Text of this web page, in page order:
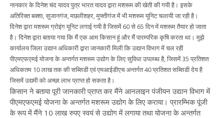
नानकार के दिनेश चंद यादव पुत्र भारत यादव द्वारा मशरूम की खेती की गयी है। इसके
अतिरिक्त बक्शा, सुजानगंज, मछलीशहर, मुफ्तीगंज में भी मशरूम यूनिट चलायी जा रही है।
दिनेश द्वारा मशरूम ग्रोइंग यूनिट लगाई गयी है जिसमें 60 से 65 दिन में मशरूम तैयार हो जाता
है। दिनेश द्वारा बताया गया कि मैं एक आम किसान हूं और मैं पारम्परिक कृषि करता था। मुझे
कार्यालय जिला उद्यान अधिकारी द्वारा जानकारी मिली कि उद्यान विभाग में चल रही
पीएमएफएमई योजना के अन्तर्गत मशरूम उद्योग के लिए सुविधा उपलब्ध है, जिसमें 35 प्रतिशत
अधिकतम 10 लाख तक की सब्सिडी एवं एमआईडीएच अन्तर्गत 40 प्रतिशत सब्सिडी देय है
जिसमें उद्यमी को अच्छा लाभ प्राप्त हो सकता है।
किसान ने बताया पूरी जानकारी प्राप्त कर मैंने आनलाइन पंजीयन उद्यान विभाग में
पीएमएफएमई योजना के अन्तर्गत मशरूम उद्योग के लिए कराया। प्रारम्भिक पूंजी
के रूप में मैंने 10 लाख रुपए स्वयं से उद्योग में लगाया तथा योजना के अन्तर्गत